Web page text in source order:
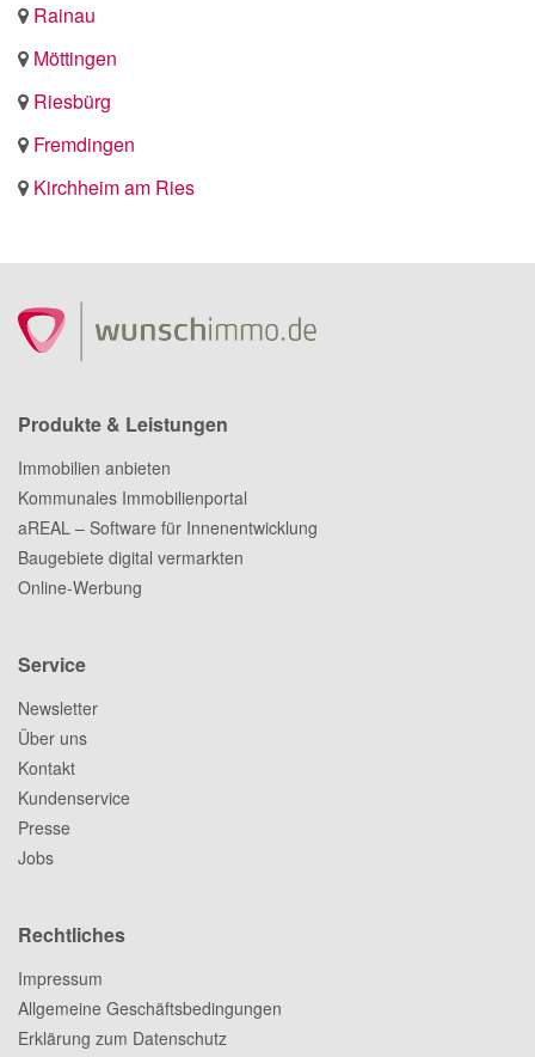
Rainau
Möttingen
Riesbürg
Fremdingen
Kirchheim am Ries
Produkte & Leistungen
Immobilien anbieten
Kommunales Immobilienportal
aREAL – Software für Innenentwicklung
Baugebiete digital vermarkten
Online-Werbung
Service
Newsletter
Über uns
Kontakt
Kundenservice
Presse
Jobs
Rechtliches
Impressum
Allgemeine Geschäftsbedingungen
Erklärung zum Datenschutz